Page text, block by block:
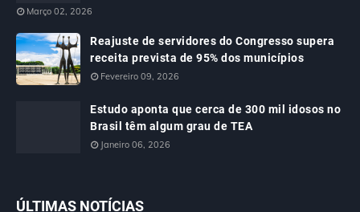
Março 02, 2026
Reajuste de servidores do Congresso supera
receita prevista de 95% dos municípios
Fevereiro 09, 2026
Estudo aponta que cerca de 300 mil idosos no
Brasil têm algum grau de TEA
Janeiro 06, 2026
ÚLTIMAS NOTÍCIAS